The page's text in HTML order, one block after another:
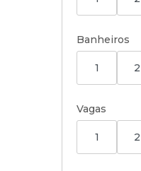
Banheiros
1 2
Vagas
1 2